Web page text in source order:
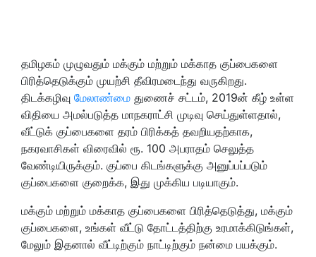
தமிழகம் முழுவதும் மக்கும் மற்றும் மக்காத குப்பைகளை
பிரித்தெடுக்கும் முயற்சி தீவிரமடைந்து வருகிறது.
திடக்கழிவு மேலாண்மை துணைச் சட்டம், 2019ன் கீழ் உள்ள
விதியை அமல்படுத்த மாநகராட்சி முடிவு செய்துள்ளதால்,
வீட்டுக் குப்பைகளை தரம் பிரிக்கத் தவறியதற்காக,
நகரவாசிகள் விரைவில் ரூ. 100 அபராதம் செலுத்த
வேண்டியிருக்கும். குப்பை கிடங்களுக்கு அனுப்பப்படும்
குப்பைகளை குறைக்க, இது முக்கிய படியாகும்.
மக்கும் மற்றும் மக்காத குப்பைகளை பிரித்தெடுத்து, மக்கும்
குப்பைகளை, உங்கள் வீட்டு தோட்டத்திற்கு உரமாக்கிடுங்கள்,
மேலும் இதனால் வீட்டிற்கும் நாட்டிற்கும் நன்மை பயக்கும்.